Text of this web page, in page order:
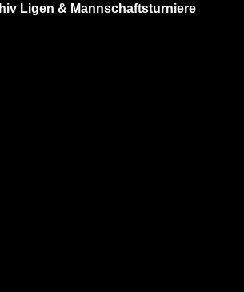
Ligen & Mannschaftsturniere